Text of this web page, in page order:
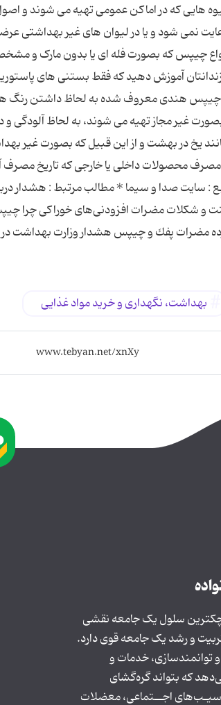
هایی که در اماکن عمومی تهیه می شوند و
نمی شود و یا در لیوان های غیر بهداشتی
چیپس که بصورت فله ای یا بدون مارک و
آموزش دهید که فقط بستنی های
چیپس هندی معروف شده به لحاظ داشتن رنگ
غیر مجاز تهیه می شوند، به لحاظ
یخ در بهشت و از این قبیل که بصورت غیر
مصرف محصولات داخلی یا خارجی که تاریخ
: سایت صدا و سیما * مطالب مرتبط : هشدار
و شکلات مضرات افزودنی‌های خوراکی چرا
مضرات پفك و چیپس هشدار وزارت بهداشت در
بهداشت، نگهداری و خرید مواد غذایی
سلول یک جامعه نقشی
و رشد یک جامعه قوی دارد.
توانمندسازی، خدمات و
که بتواند گره‌گشای
اجــتماعی، معضلات